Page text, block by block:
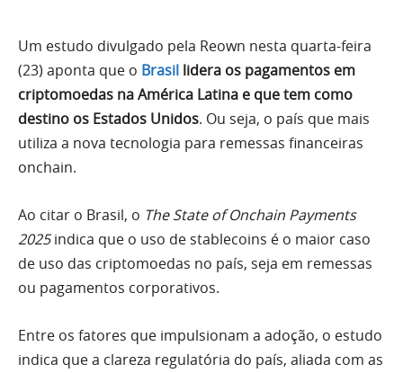
Um estudo divulgado pela Reown nesta quarta-feira
(23) aponta que o Brasil lidera os pagamentos em
criptomoedas na América Latina e que tem como
destino os Estados Unidos. Ou seja, o país que mais
utiliza a nova tecnologia para remessas financeiras
onchain.
Ao citar o Brasil, o The State of Onchain Payments
2025indica que o uso de stablecoins é o maior caso
de uso das criptomoedas no país, seja em remessas
ou pagamentos corporativos.
Entre os fatores que impulsionam a adoção, o estudo
indica que a clareza regulatória do país, aliada com as